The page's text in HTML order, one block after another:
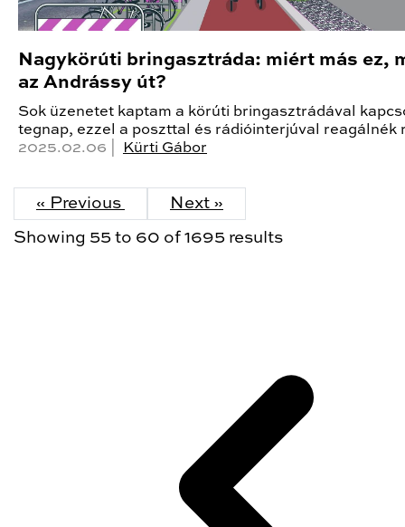
Nagykörúti bringasztráda: miért más ez,
az Andrássy út?
Sok üzenetet kaptam a körúti bringasztrádával
tegnap, ezzel a poszttal és rádióinterjúval reagálnék
2025.02.06 |
Kürti Gábor
« Previous Next »
Showing 55 to 60 of 1695 results